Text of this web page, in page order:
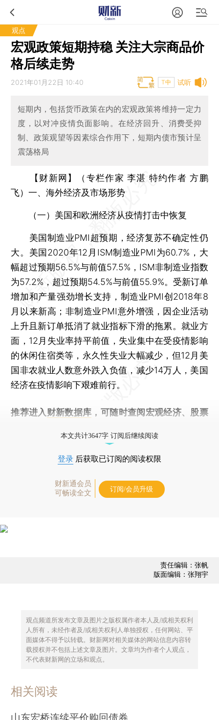
观点
宏观政策短期持稳 关注大宗商品价
格后续走势
试听
2021年01月22日 10:40 T中
短期内，包括货币政策在内的宏观政策将维持一定力
度，以对冲疫情负面影响。在经济回升、消费受抑
制、政策观望等因素综合作用下，短期内债市预计呈
震荡格局
【财新网】（专栏作家 李湛 特约作者 方鹏
飞）一、海外经济及市场形势
（一）美国和欧洲经济从疫情打击中恢复
美国制造业PMI超预期，经济复苏不确定性仍
大。美国2020年12月ISM制造业PMI为60.7%，大
幅超过预期56.5%与前值57.5%，ISM非制造业指数
为57.2%，超过预期54.5%与前值55.9%。受新订单
增加和产量强劲增长支持，制造业PMI创2018年8
月以来新高；非制造业PMI意外增强，因企业活动
上升且新订单抵消了就业指标下滑的拖累。就业方
面，12月失业率持平前值，失业集中在受疫情影响
的休闲住宿类等，永久性失业大幅减少，但12月美
国非农就业人数意外跌入负值，减少14万人，美国
经济在疫情影响下艰难前行。
推荐进入 财新数据库 ，可随时查阅宏观经济、股票
本文共计3647字 订阅后继续阅读
登录 后获取已订阅的阅读权限
财新通会员
可畅读全文
订阅/会员升级
责任编辑：张帆
版面编辑：张翔宇
观点频道所发布文章及图片之版权属作者本人及/或相关权利
人所有，未经作者及/或相关权利人单独授权，任何网站、平
面媒体不得予以转载。财新网对相关媒体的网站信息内容转
载授权并不包括上述文章及图片。文章均为作者个人观点，
不代表财新网的立场和观点。
相关阅读
山东宏桥连续平价购回债券